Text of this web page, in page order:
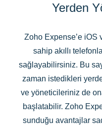
Yerden
Zoho Expense’e iOS
sahip akıllı
sağlayabilirsiniz. Bu
zaman istedikleri
ve yöneticileriniz de
başlatabilir. Zoho
sunduğu avantajlar